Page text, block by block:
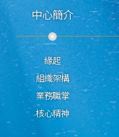
中心簡介
緣起
組織架構
業務職掌
核心精神